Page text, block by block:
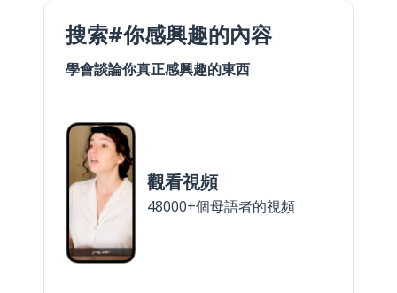
搜索#你感興趣的內容
學會談論你真正感興趣的東西
觀看視頻
48000+個母語者的視頻